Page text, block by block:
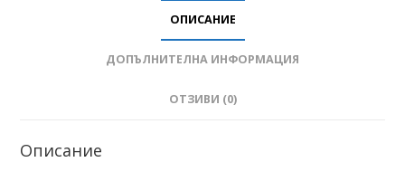
ОПИСАНИЕ
ДОПЪЛНИТЕЛНА ИНФОРМАЦИЯ
ОТЗИВИ (0)
Описание